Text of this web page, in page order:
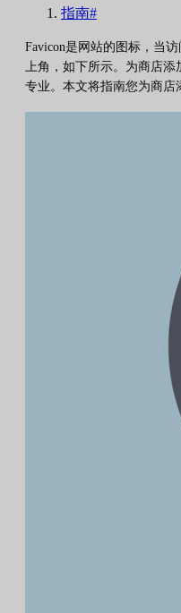
指南#
Favicon是网站的图标，当
上角，如下所示。为商店
专业。本文将指南您为商店